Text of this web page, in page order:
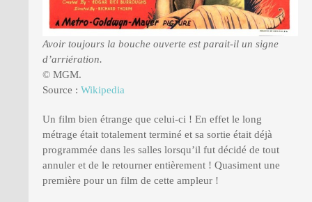
Avoir toujours la bouche ouverte est parait-il un signe
d’arriération.
© MGM.
Source : Wikipedia
Un film bien étrange que celui-ci ! En effet le long
métrage était totalement terminé et sa sortie était déjà
programmée dans les salles lorsqu’il fut décidé de tout
annuler et de le retourner entièrement ! Quasiment une
première pour un film de cette ampleur !